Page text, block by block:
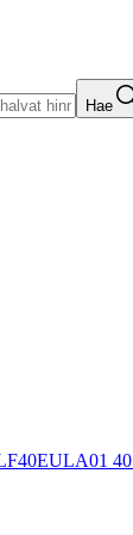
Hae